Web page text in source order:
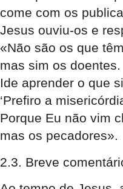
come com os
Jesus ouviu-os e
«Não são os que
mas sim os doentes.
Ide aprender o que
‘Prefiro a
Porque Eu não vim
mas os pecadores».
2.3. Breve